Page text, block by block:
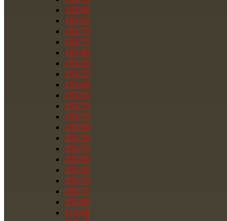
185/60
185/65
185/70
185/75
185/80
195/50
195/55
195/60
195/65
195/70
195/75
195/80
205/50
205/55
205/60
205/65
205/70
205/75
205/80
215/60